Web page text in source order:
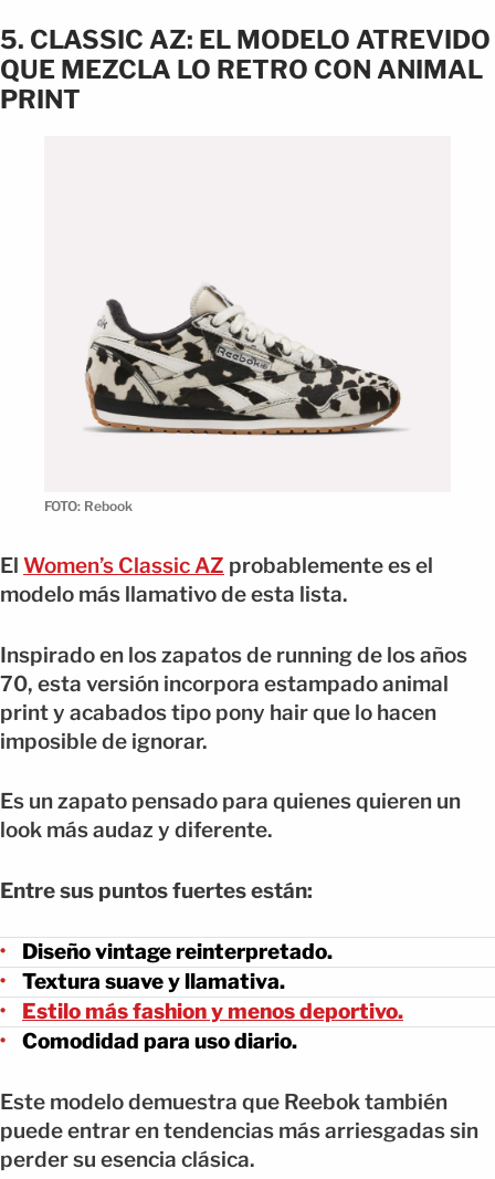
5. CLASSIC AZ: EL MODELO ATREVIDO
QUE MEZCLA LO RETRO CON ANIMAL
PRINT
FOTO: Rebook
El Women’s Classic AZ probablemente es el
modelo más llamativo de esta lista.
Inspirado en los zapatos de running de los años
70, esta versión incorpora estampado animal
print y acabados tipo pony hair que lo hacen
imposible de ignorar.
Es un zapato pensado para quienes quieren un
look más audaz y diferente.
Entre sus puntos fuertes están:
Diseño vintage reinterpretado.
Textura suave y llamativa.
Estilo más fashion y menos deportivo.
Comodidad para uso diario.
Este modelo demuestra que Reebok también
puede entrar en tendencias más arriesgadas sin
perder su esencia clásica.